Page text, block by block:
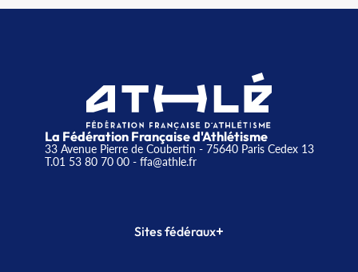
La Fédération Française d'Athlétisme
33 Avenue Pierre de Coubertin - 75640 Paris Cedex 13
T.01 53 80 70 00- ffa@athle.fr
Sites fédéraux+